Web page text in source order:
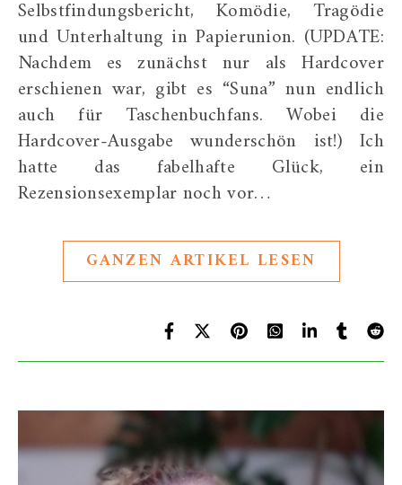
Selbstfindungsbericht, Komödie, Tragödie
und Unterhaltung in Papierunion. (UPDATE:
Nachdem es zunächst nur als Hardcover
erschienen war, gibt es “Suna” nun endlich
auch für Taschenbuchfans. Wobei die
Hardcover-Ausgabe wunderschön ist!) Ich
hatte das fabelhafte Glück, ein
Rezensionsexemplar noch vor…
GANZEN ARTIKEL LESEN